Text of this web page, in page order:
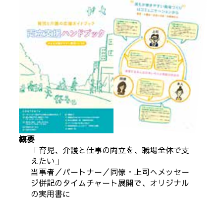
概要
「育児、介護と仕事の両立を、職場全体で支
えたい」
当事者／パートナー／同僚・上司へメッセー
ジ併記のタイムチャート展開で、オリジナル
の実用書に